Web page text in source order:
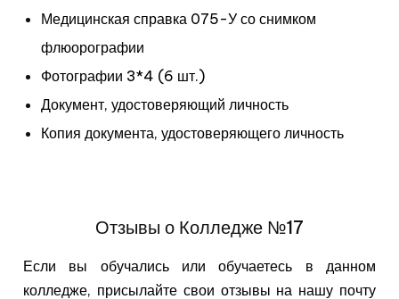
Медицинская справка 075-У со снимком
флюорографии
Фотографии 3*4 (6 шт.)
Документ, удостоверяющий личность
Копия документа, удостоверяющего личность
Отзывы о Колледже №17
Если вы обучались или обучаетесь в данном
колледже, присылайте свои отзывы на нашу почту